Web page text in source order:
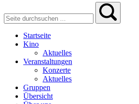
Startseite
Kino
Aktuelles
Veranstaltungen
Konzerte
Aktuelles
Gruppen
Übersicht